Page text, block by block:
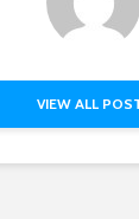
VIEW ALL